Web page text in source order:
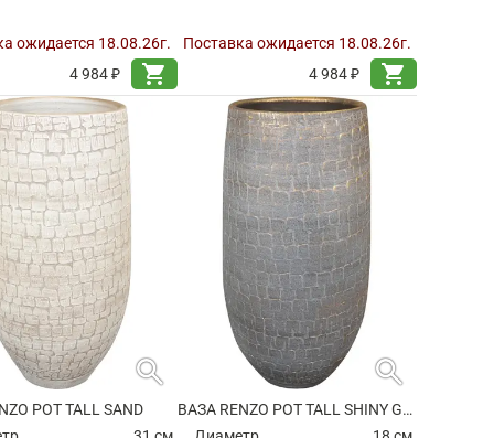
ожидается 18.08.26г.
4 984 ₽
shopping_cart
Поставка ожидается 18.08.26г.
4 984 ₽
shopping_cart
search
POT TALL SAND
search
ВАЗА RENZO POT TALL SHINY GREY